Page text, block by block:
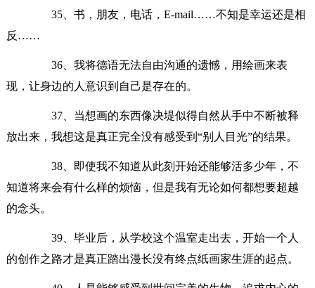
35、书，朋友，电话，E-mail……不知是幸运还是相
反……
36、我将德语无法自由沟通的遗憾，用绘画来表
现，让身边的人意识到自己是存在的。
37、当想画的东西像决堤似得自然从手中不断被释
放出来，我想这是真正完全没有感受到“别人目光”的结果。
38、即使我不知道从此刻开始还能够活多少年，不
知道将来会有什么样的烦恼，但是我有无论如何都想要超越
的念头。
39、毕业后，从学校这个温室走出去，开始一个人
的创作之路才是真正踏出漫长没有终点纸画家生涯的起点。